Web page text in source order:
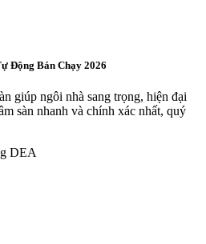
Động Bán Chạy 2026
giúp ngôi nhà sang trọng, hiện đại
sàn nhanh và chính xác nhất, quý